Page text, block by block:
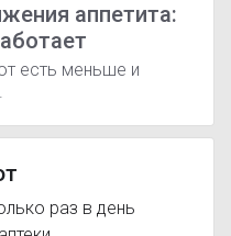
аппетита:
есть меньше и
раз в день